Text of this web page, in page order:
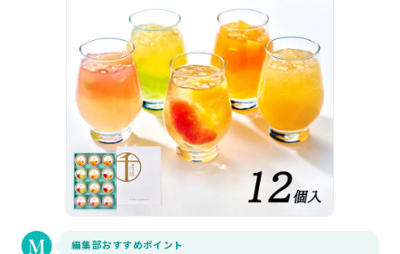
編集部おすすめポイント